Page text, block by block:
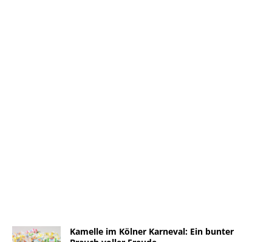
Kamelle im Kölner Karneval: Ein bunter